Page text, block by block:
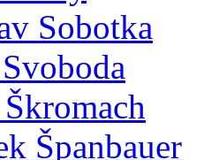
Sobotka
Španbauer